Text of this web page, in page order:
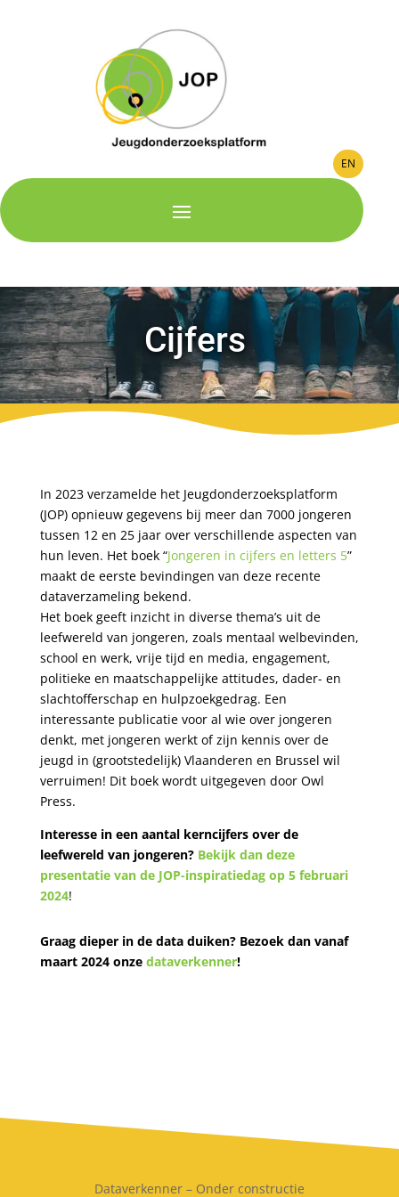
EN
Cijfers
In 2023 verzamelde het Jeugdonderzoeksplatform
(JOP) opnieuw gegevens bij meer dan 7000 jongeren
tussen 12 en 25 jaar over verschillende aspecten van
hun leven. Het boek “Jongeren in cijfers en letters 5”
maakt de eerste bevindingen van deze recente
dataverzameling bekend.
Het boek geeft inzicht in diverse thema’s uit de
leefwereld van jongeren, zoals mentaal welbevinden,
school en werk, vrije tijd en media, engagement,
politieke en maatschappelijke attitudes, dader- en
slachtofferschap en hulpzoekgedrag. Een
interessante publicatie voor al wie over jongeren
denkt, met jongeren werkt of zijn kennis over de
jeugd in (grootstedelijk) Vlaanderen en Brussel wil
verruimen! Dit boek wordt uitgegeven door Owl
Press.
Interesse in een aantal kerncijfers over de
leefwereld van jongeren? Bekijk dan deze
presentatie van de JOP-inspiratiedag op 5 februari
2024!
Graag dieper in de data duiken? Bezoek dan vanaf
maart 2024 onze dataverkenner!
Dataverkenner – Onder constructie